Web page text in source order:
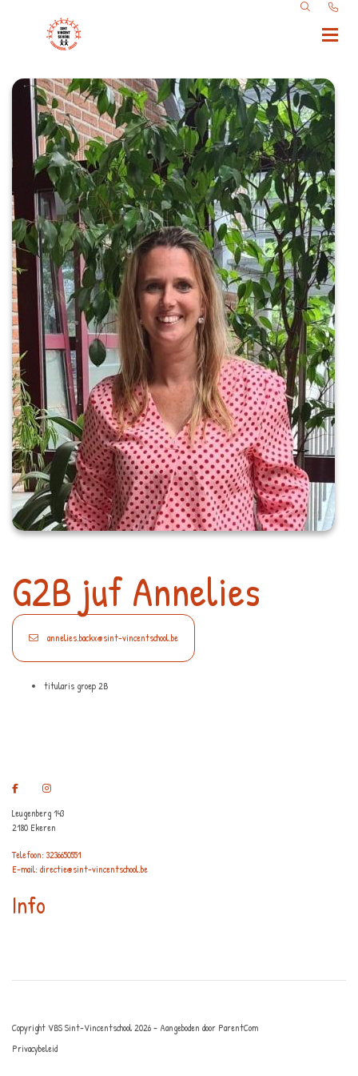
G2B juf Annelies
annelies.backx@sint-vincentschool.be
titularis groep 2B
Leugenberg 143
2180 Ekeren
Telefoon: 3236650551
E-mail: directie@sint-vincentschool.be
Info
Copyright VBS Sint-Vincentschool 2026 - Aangeboden door ParentCom
Privacybeleid